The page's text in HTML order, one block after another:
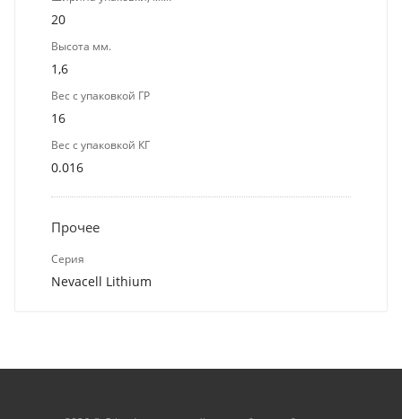
20
Высота мм.
1,6
Вес с упаковкой ГР
16
Вес с упаковкой КГ
0.016
Прочее
Серия
Nevacell Lithium